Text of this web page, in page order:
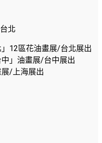
北
12區花油畫展/台北展出
」油畫展/台中展出
/上海展出